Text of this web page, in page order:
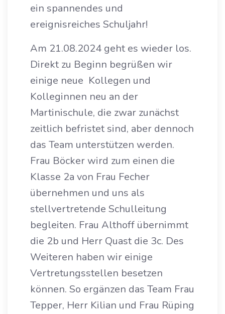
ein spannendes und
ereignisreiches Schuljahr!
Am 21.08.2024 geht es wieder los.
Direkt zu Beginn begrüßen wir
einige neue Kollegen und
Kolleginnen neu an der
Martinischule, die zwar zunächst
zeitlich befristet sind, aber dennoch
das Team unterstützen werden.
Frau Böcker wird zum einen die
Klasse 2a von Frau Fecher
übernehmen und uns als
stellvertretende Schulleitung
begleiten. Frau Althoff übernimmt
die 2b und Herr Quast die 3c. Des
Weiteren haben wir einige
Vertretungsstellen besetzen
können. So ergänzen das Team Frau
Tepper, Herr Kilian und Frau Rüping